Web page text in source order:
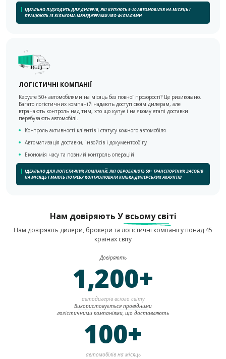
ІДЕАЛЬНО ПІДХОДИТЬ ДЛЯ ДИЛЕРІВ, ЯКІ КУПУЮТЬ 5–20 АВТОМОБІЛІВ НА МІСЯЦЬ І
ПРАЦЮЮТЬ ІЗ КІЛЬКОМА МЕНЕДЖЕРАМИ АБО ФІЛІАЛАМИ
ЛОГІСТИЧНІ КОМПАНІЇ
Керуєте 50+ автомобілями на місяць без повної прозорості? Це ризиковано.
Багато логістичних компаній надають доступ своїм дилерам, але
втрачають контроль над тим, хто що купує і на якому етапі доставки
перебувають автомобілі.
Контроль активності клієнтів і статусу кожного автомобіля
Автоматизація доставки, інвойсів і документообігу
Економія часу та повний контроль операцій
ІДЕАЛЬНО ДЛЯ ЛОГІСТИЧНИХ КОМПАНІЙ, ЯКІ ОБРОБЛЯЮТЬ 50+ ТРАНСПОРТНИХ ЗАСОБІВ
НА МІСЯЦЬ І МАЮТЬ ПОТРЕБУ КОНТРОЛЮВАТИ КІЛЬКА ДИЛЕРСЬКИХ АКАУНТІВ
Нам довіряють У всьому світі
Нам довіряють дилери, брокери та логістичні компанії у понад 45
країнах світу
Довіряють
1,200+
автодилерів всіого світу
Використовується провідними
логістичними компаніями, що доставляють
100+
автомобілів на місяць